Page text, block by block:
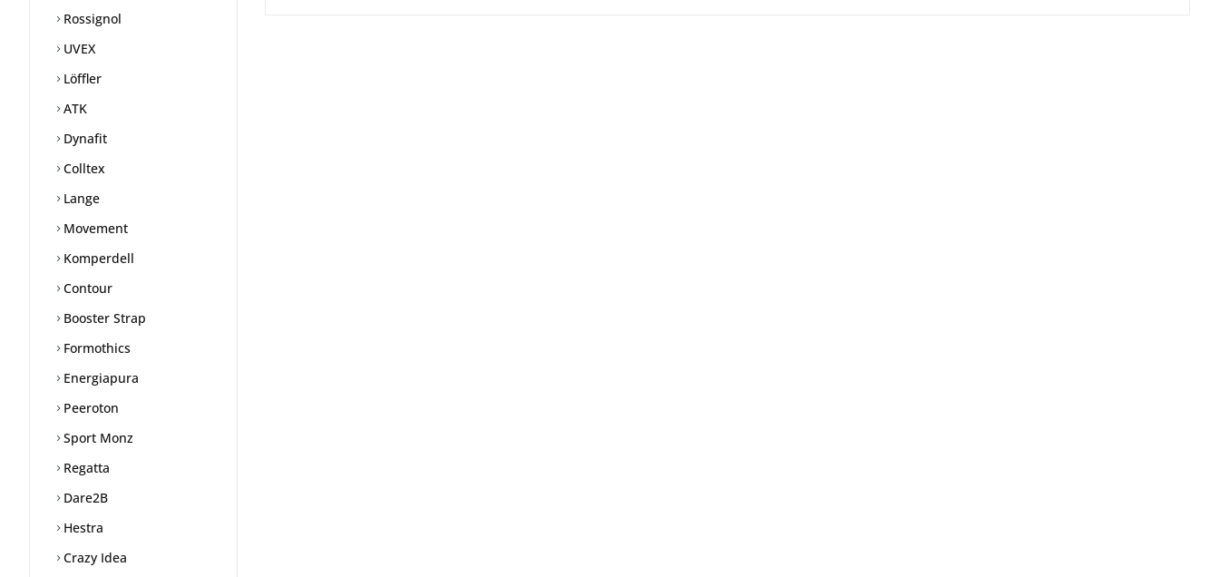
Rossignol
UVEX
Löffler
ATK
Dynafit
Colltex
Lange
Movement
Komperdell
Contour
Booster Strap
Formothics
Energiapura
Peeroton
Sport Monz
Regatta
Dare2B
Hestra
Crazy Idea